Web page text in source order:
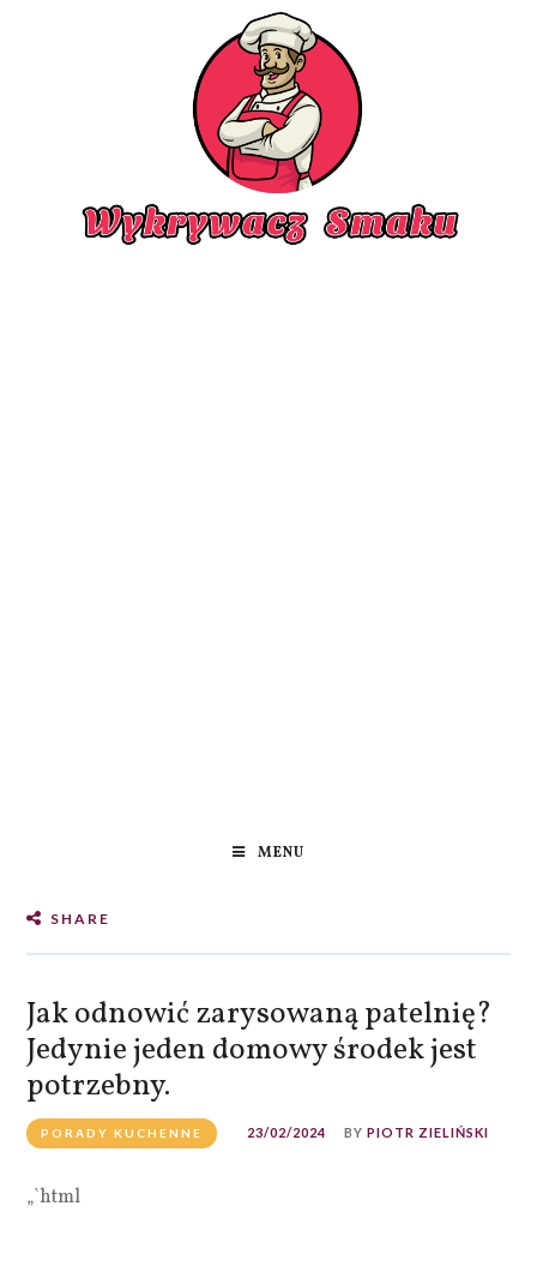
MENU
SHARE
Jak odnowić zarysowaną patelnię?
Jedynie jeden domowy środek jest
potrzebny.
PORADY KUCHENNE 23/02/2024 BYPIOTR ZIELIŃSKI
„`html